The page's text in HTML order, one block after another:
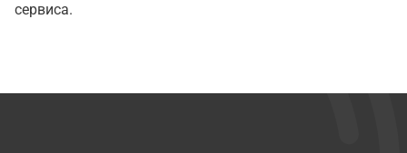
сервиса.